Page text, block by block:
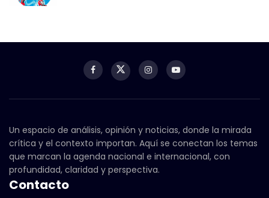
Un espacio de análisis, opinión y noticias, donde la mirada
crítica y el contexto importan. Aquí se conectan los temas
que marcan la agenda nacional e internacional, con
profundidad, claridad y perspectiva.
Contacto